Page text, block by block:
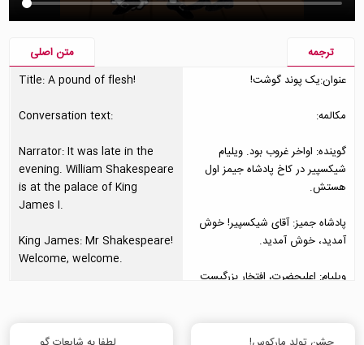
ترجمه
متن اصلی
عنوان:یک پوند گوشت!
مکالمه:
گوینده: اواخر غروب بود. ویلیام
شیکسپیر در کاخ پادشاه جیمز اول
هستش.
پادشاه جمیز: آقای شیکسپیر! خوش
آمدید، خوش آمدید.
ویلیام: اعلیحضرت، افتخار بزرگیست
Title: A pound of flesh!
Conversation text:
Narrator: It was late in the
evening. William Shakespeare
is at the palace of King
James I.
King James: Mr Shakespeare!
Welcome, welcome.